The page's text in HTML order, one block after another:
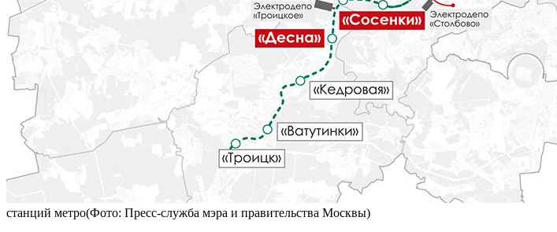
станций метро(Фото: Пресс-служба мэра и правительства Москвы)